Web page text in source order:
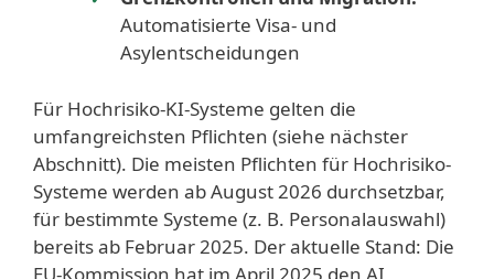
Automatisierte Visa- und
Asylentscheidungen
Für Hochrisiko-KI-Systeme gelten die
umfangreichsten Pflichten (siehe nächster
Abschnitt). Die meisten Pflichten für Hochrisiko-
Systeme werden ab August 2026 durchsetzbar,
für bestimmte Systeme (z. B. Personalauswahl)
bereits ab Februar 2025. Der aktuelle Stand: Die
EU-Kommission hat im April 2025 den AI